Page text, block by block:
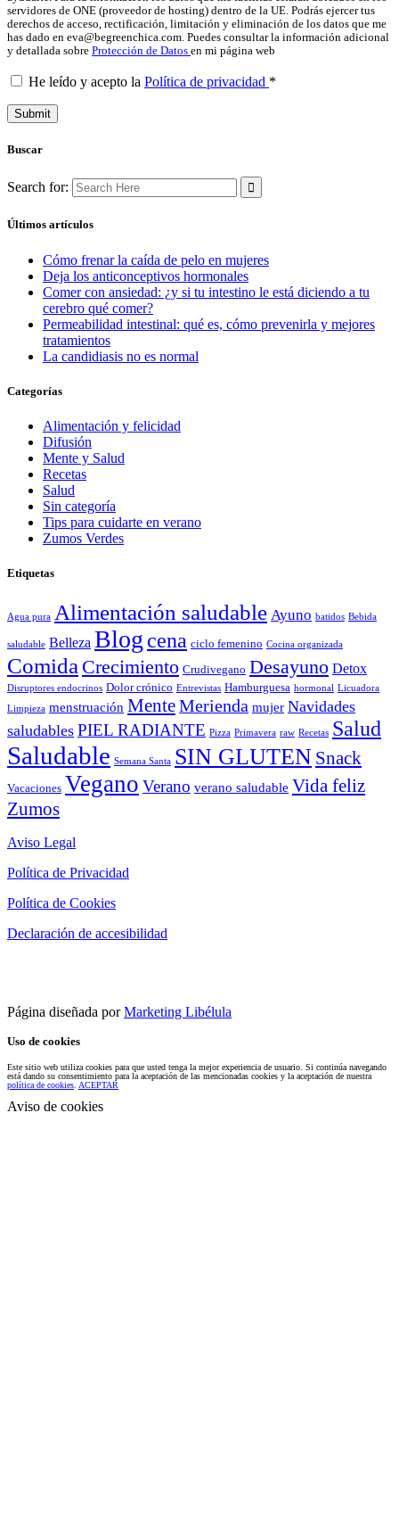
servidores de ONE (proveedor de hosting) dentro de la UE. Podrás ejercer tus
derechos de acceso, rectificación, limitación y eliminación de los datos que me
has dado en eva@begreenchica.com. Puedes consultar la información adicional
y detallada sobre Protección de Datos en mi página web
He leído y acepto la Política de privacidad *
Buscar
Search for:
Últimos artículos
Cómo frenar la caída de pelo en mujeres
Deja los anticonceptivos hormonales
Comer con ansiedad: ¿y si tu intestino le está diciendo a tu
cerebro qué comer?
Permeabilidad intestinal: qué es, cómo prevenirla y mejores
tratamientos
La candidiasis no es normal
Categorías
Alimentación y felicidad
Difusión
Mente y Salud
Recetas
Salud
Sin categoría
Tips para cuidarte en verano
Zumos Verdes
Etiquetas
Agua pura Alimentación saludable Ayuno batidos Bebida
saludable Belleza Blog cena ciclo femenino Cocina organizada
Comida Crecimiento Crudivegano Desayuno Detox
Disruptores endocrinos Dolor crónico Entrevistas Hamburguesa hormonal Licuadora
Limpieza menstruación MenteMerienda mujer Navidades
saludables PIEL RADIANTE Pizza Primavera raw Recetas Salud
Saludable Semana Santa SIN GLUTEN Snack
Vacaciones Vegano Verano verano saludable Vida feliz
Zumos
Aviso Legal
Política de Privacidad
Política de Cookies
Declaración de accesibilidad
Página diseñada porMarketing Libélula
Uso de cookies
Este sitio web utiliza cookies para que usted tenga la mejor experiencia de usuario. Si continúa navegando
está dando su consentimiento para la aceptación de las mencionadas cookies y la aceptación de nuestra
política de cookies ACEPTAR
Aviso de cookies